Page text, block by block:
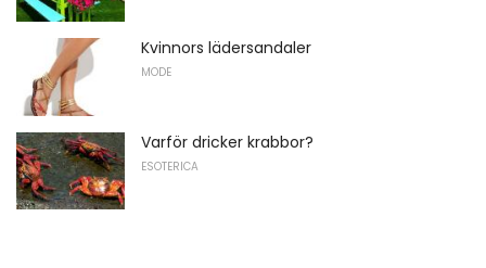
Kvinnors lädersandaler
MODE
Varför dricker krabbor?
ESOTERICA